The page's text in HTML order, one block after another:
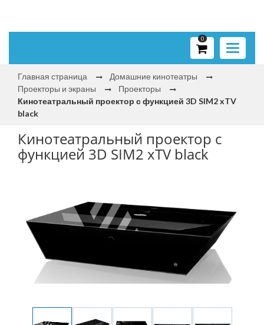
Toggle
0
Главная страница
Домашние кинотеатры
Проекторы и экраны
Проекторы
Кинотеатральный проектор с функцией 3D SIM2 xTV
black
Кинотеатральный проектор с
функцией 3D SIM2 xTV black